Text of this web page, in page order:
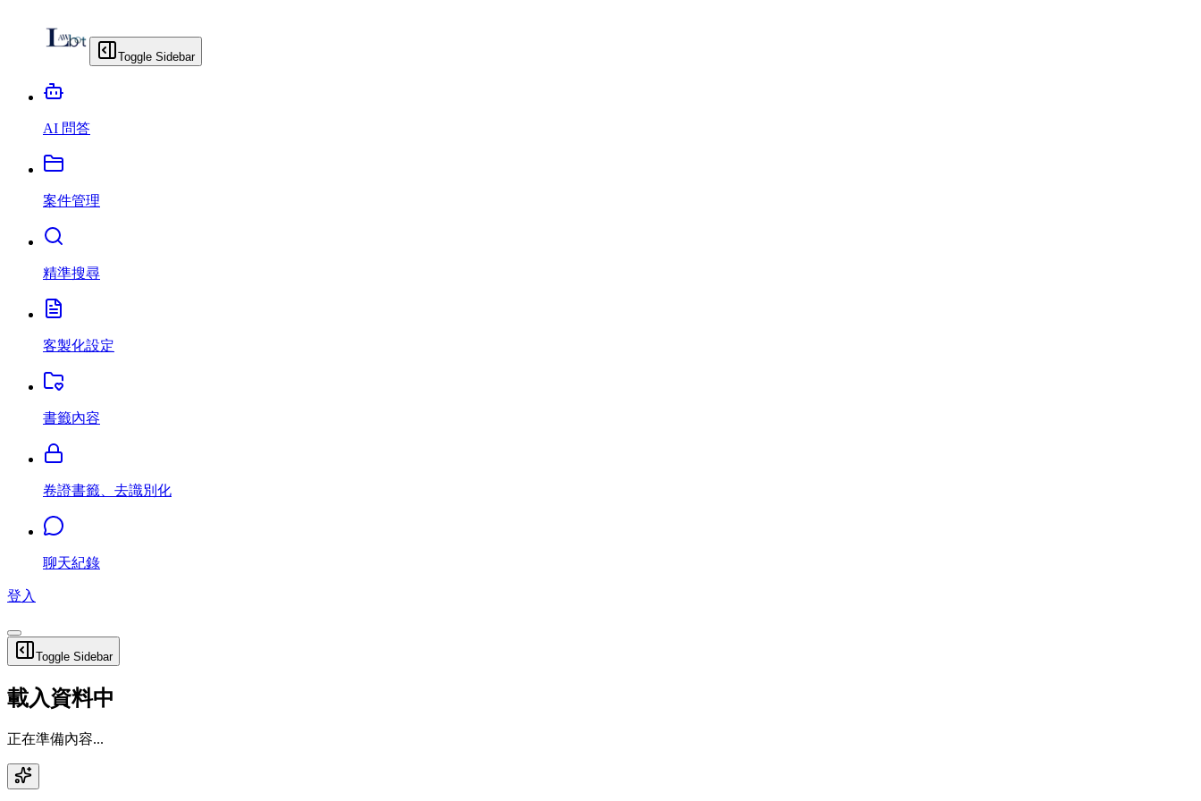
Toggle Sidebar
AI 問答
案件管理
精準搜尋
客製化設定
書籤內容
卷證書籤、去識別化
聊天紀錄
登入
Toggle Sidebar
載入資料中
正在準備內容...